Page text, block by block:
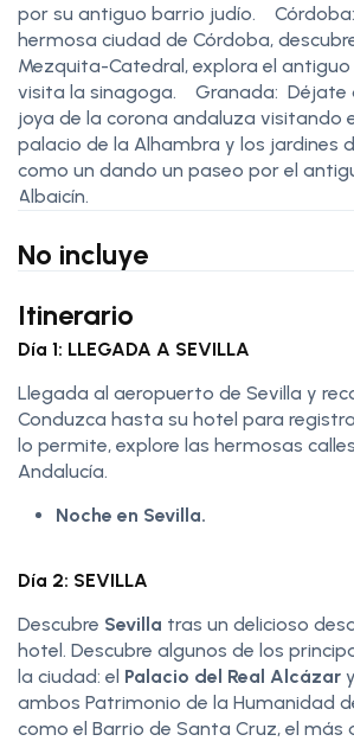
por su antiguo barrio judío.
hermosa ciudad de Córdoba,
Mezquita-Catedral, explora el
visita la sinagoga. Granada: Déjate
joya de la corona andaluza visitando
palacio de la Alhambra y los jardines
como un dando un paseo por el
Albaicín.
No incluye
Itinerario
Día 1: LLEGADA A SEVILLA
Llegada al aeropuerto de Sevilla y
Conduzca hasta su hotel para
lo permite, explore las hermosas
Andalucía.
Noche en Sevilla.
Día 2: SEVILLA
Descubre Sevilla tras un delicioso
hotel. Descubre algunos de los
la ciudad: el Palacio del Real Alcázar
ambos Patrimonio de la Humanidad
como el Barrio de Santa Cruz, el más